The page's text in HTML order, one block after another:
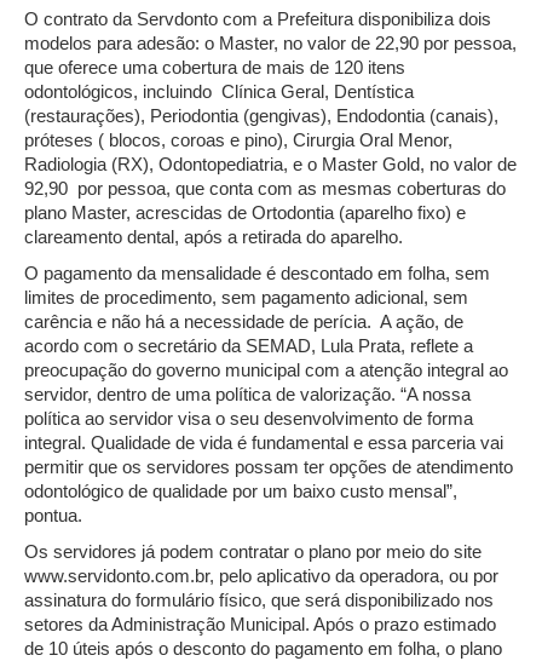
O contrato da Servdonto com a Prefeitura disponibiliza dois
modelos para adesão: o Master, no valor de 22,90 por pessoa,
que oferece uma cobertura de mais de 120 itens
odontológicos, incluindo Clínica Geral, Dentística
(restaurações), Periodontia (gengivas), Endodontia (canais),
próteses ( blocos, coroas e pino), Cirurgia Oral Menor,
Radiologia (RX), Odontopediatria, e o Master Gold, no valor de
92,90 por pessoa, que conta com as mesmas coberturas do
plano Master, acrescidas de Ortodontia (aparelho fixo) e
clareamento dental, após a retirada do aparelho.
O pagamento da mensalidade é descontado em folha, sem
limites de procedimento, sem pagamento adicional, sem
carência e não há a necessidade de perícia. A ação, de
acordo com o secretário da SEMAD, Lula Prata, reflete a
preocupação do governo municipal com a atenção integral ao
servidor, dentro de uma política de valorização. “A nossa
política ao servidor visa o seu desenvolvimento de forma
integral. Qualidade de vida é fundamental e essa parceria vai
permitir que os servidores possam ter opções de atendimento
odontológico de qualidade por um baixo custo mensal”,
pontua.
Os servidores já podem contratar o plano por meio do site
www.servidonto.com.br, pelo aplicativo da operadora, ou por
assinatura do formulário físico, que será disponibilizado nos
setores da Administração Municipal. Após o prazo estimado
de 10 úteis após o desconto do pagamento em folha, o plano